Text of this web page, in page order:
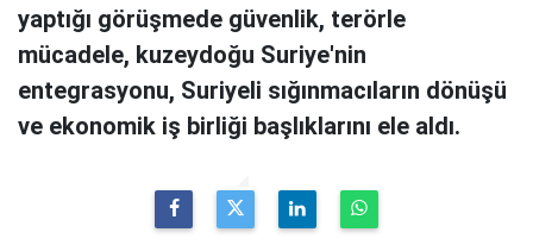
yaptığı görüşmede güvenlik, terörle
mücadele, kuzeydoğu Suriye'nin
entegrasyonu, Suriyeli sığınmacıların dönüşü
ve ekonomik iş birliği başlıklarını ele aldı.